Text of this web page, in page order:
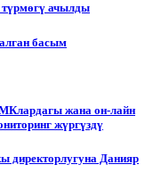
ачылды
басым
жана он-лайн
жүргүздү
директорлугуна Данияр